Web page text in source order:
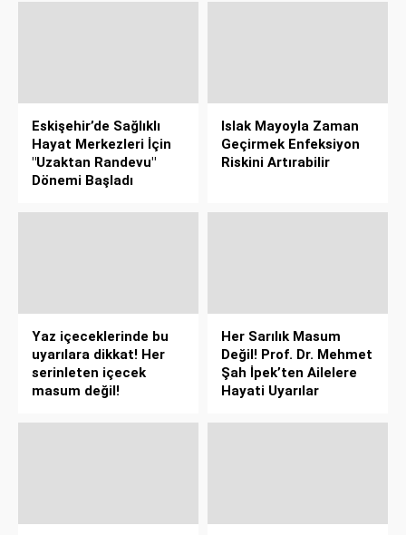
Eskişehir’de Sağlıklı
Hayat Merkezleri İçin
"Uzaktan Randevu"
Dönemi Başladı
Islak Mayoyla Zaman
Geçirmek Enfeksiyon
Riskini Artırabilir
Yaz içeceklerinde bu
uyarılara dikkat! Her
serinleten içecek
masum değil!
Her Sarılık Masum
Değil! Prof. Dr. Mehmet
Şah İpek’ten Ailelere
Hayati Uyarılar